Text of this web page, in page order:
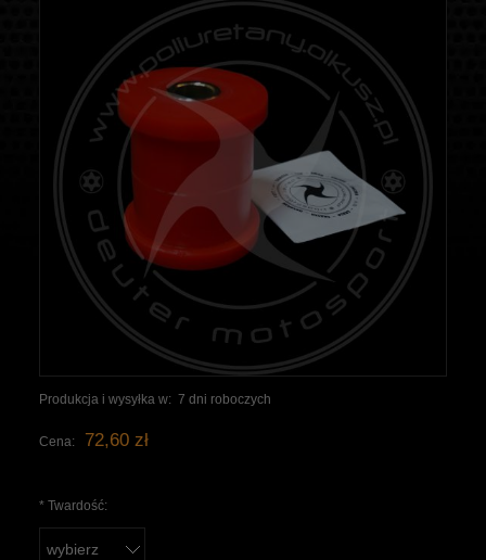
Produkcja i wysyłka w: 7 dni roboczych
Cena: 72,60 zł
* Twardość: